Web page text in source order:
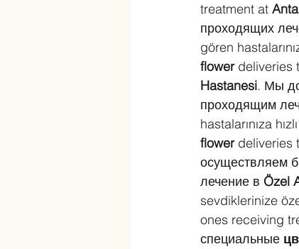
treatment at
проходящих
gören
flower deliveries
Hastanesi. Мы
проходящим
hastalarınıza
flower deliveries
осуществляем
лечение в Özel
sevdiklerinize
ones receiving
специальные